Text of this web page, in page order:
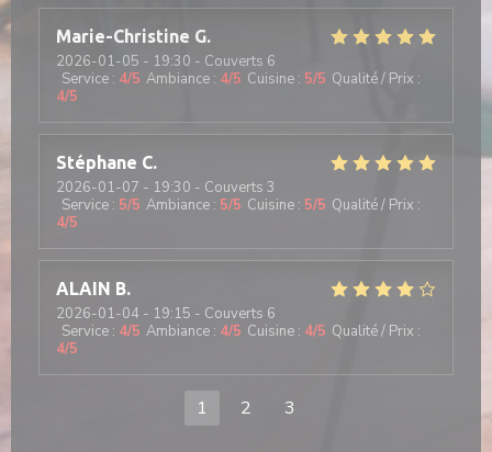
Marie-Christine G
2026-01-05 - 19:30 - Couverts 6
Service : 4/5 Ambiance : 4/5 Cuisine : 5/5 Qualité / Prix :
4/5
Stéphane C
2026-01-07 - 19:30 - Couverts 3
Service : 5/5 Ambiance : 5/5 Cuisine : 5/5 Qualité / Prix :
4/5
ALAIN B
2026-01-04 - 19:15 - Couverts 6
Service : 4/5 Ambiance : 4/5 Cuisine : 4/5 Qualité / Prix :
4/5
1 2 3